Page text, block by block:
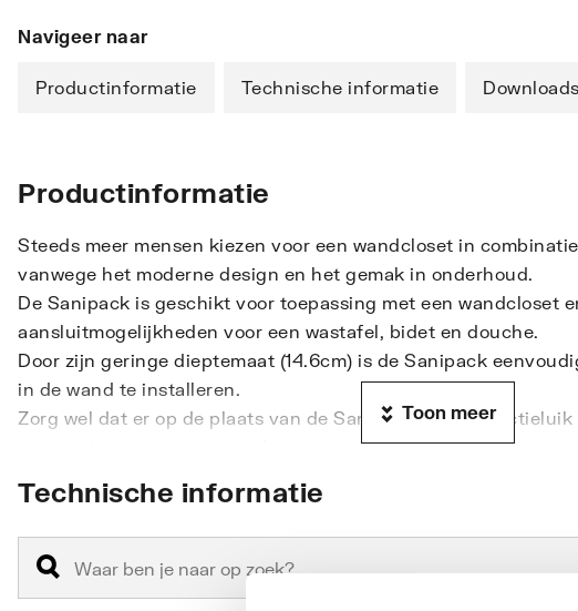
Navigeer naar
Productinformatie Technische informatie Downloads
Productinformatie
Steeds meer mensen kiezen voor een wandcloset in
vanwege het moderne design en het gemak in onderhoud.
De Sanipack is geschikt voor toepassing met een wandcloset
aansluitmogelijkheden voor een wastafel, bidet en douche.
Door zijn geringe dieptemaat (14.6cm) is de Sanipack
in de wand te installeren.
Zorg wel dat er op de plaats van de Sanipack een
genoeg is voor een eventuele interventie.
Toon meer
Technische informatie